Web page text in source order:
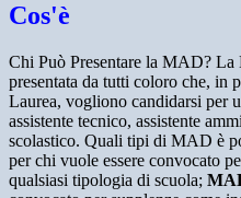
Cos'è
Chi Può Presentare la MAD? La
presentata da tutti coloro che, in
Laurea, vogliono candidarsi per
assistente tecnico, assistente
scolastico. Quali tipi di MAD è
per chi vuole essere convocato
qualsiasi tipologia di scuola;